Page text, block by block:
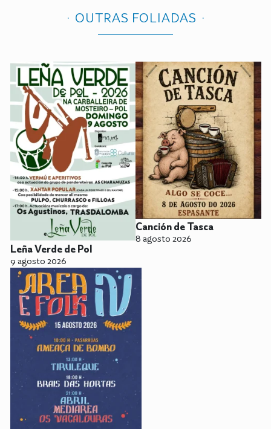
OUTRAS FOLIADAS
Leña Verde de Pol
9 agosto 2026
Canción de Tasca
8 agosto 2026